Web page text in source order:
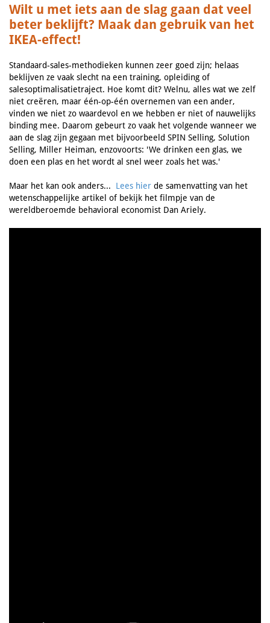
Wilt u met iets aan de slag gaan dat veel
beter beklijft? Maak dan gebruik van het
IKEA-effect!
Standaard-sales-methodieken kunnen zeer goed zijn; helaas
beklijven ze vaak slecht na een training, opleiding of
salesoptimalisatietraject. Hoe komt dit? Welnu, alles wat we zelf
niet creëren, maar één-op-één overnemen van een ander,
vinden we niet zo waardevol en we hebben er niet of nauwelijks
binding mee. Daarom gebeurt zo vaak het volgende wanneer we
aan de slag zijn gegaan met bijvoorbeeld SPIN Selling, Solution
Selling, Miller Heiman, enzovoorts: 'We drinken een glas, we
doen een plas en het wordt al snel weer zoals het was.'
Maar het kan ook anders... Lees hier de samenvatting van het
wetenschappelijke artikel of bekijk het filmpje van de
wereldberoemde behavioral economist Dan Ariely.